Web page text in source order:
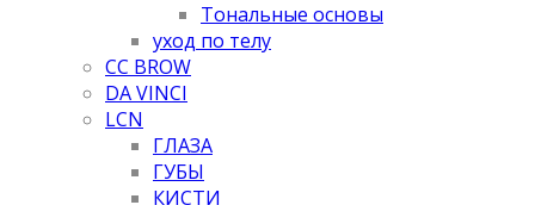
Тональные основы
уход по телу
CC BROW
DA VINCI
LCN
ГЛАЗА
ГУБЫ
КИСТИ